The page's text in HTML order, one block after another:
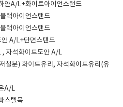
얀A/L+화이트아이언스탠드
랙아이언스탠드
랙아이언스탠드
A/L+단면스탠드
자석화이트도안 A/L
철분) 화이트유리, 자석화이트유리(유
A/L
스텔목